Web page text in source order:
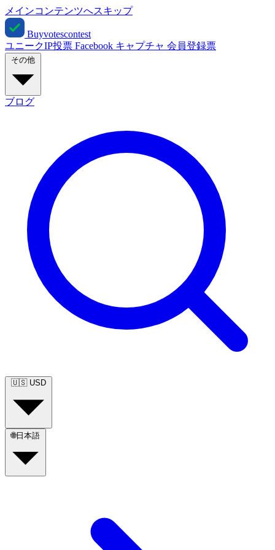
メインコンテンツへスキップ
Buyvotescontest
ユニークIP投票 Facebook キャプチャ 会員登録票
ブログ
🇺🇸 USD
🌐日本語